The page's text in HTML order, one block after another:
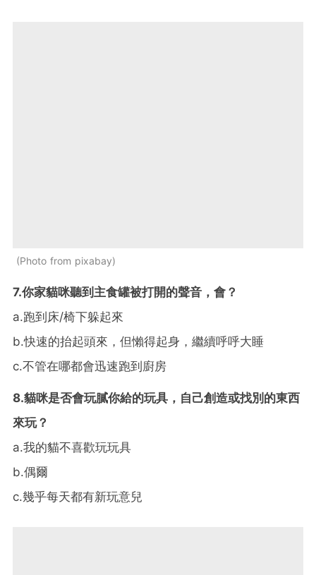
Photo from pixabay
7.你家貓咪聽到主食罐被打開的聲音，會？
a.跑到床/椅下躲起來
b.快速的抬起頭來，但懶得起身，繼續呼呼大睡
c.不管在哪都會迅速跑到廚房
8.貓咪是否會玩膩你給的玩具，自己創造或找別的東西
來玩？
a.我的貓不喜歡玩玩具
b.偶爾
c.幾乎每天都有新玩意兒